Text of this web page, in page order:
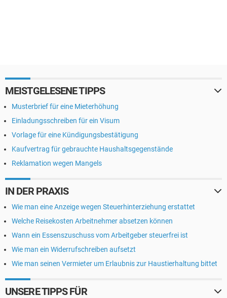
MEISTGELESENE TIPPS
Musterbrief für eine Mieterhöhung
Einladungsschreiben für ein Visum
Vorlage für eine Kündigungsbestätigung
Kaufvertrag für gebrauchte Haushaltsgegenstände
Reklamation wegen Mangels
IN DER PRAXIS
Wie man eine Anzeige wegen Steuerhinterziehung erstattet
Welche Reisekosten Arbeitnehmer absetzen können
Wann ein Essenszuschuss vom Arbeitgeber steuerfrei ist
Wie man ein Widerrufschreiben aufsetzt
Wie man seinen Vermieter um Erlaubnis zur Haustierhaltung bittet
UNSERE TIPPS FÜR